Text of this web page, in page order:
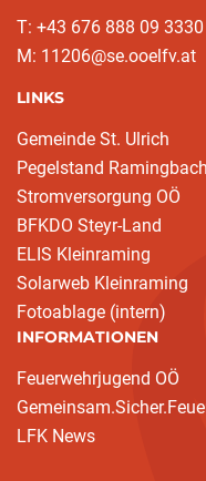
T: +43 676 888 09 3330
M: 11206@se.ooelfv.at
LINKS
Gemeinde St. Ulrich
Pegelstand Ramingbach
Stromversorgung OÖ
BFKDO Steyr-Land
ELIS Kleinraming
Solarweb Kleinraming
Fotoablage (intern)
INFORMATIONEN
Feuerwehrjugend OÖ
LFK News